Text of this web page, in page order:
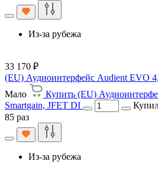
Из-за рубежа
33 170 ₽
(EU) Аудиоинтерфейс Audient EVO
Мало
Купить (EU)
Smartgain, JFET DI
85 раз
Из-за рубежа